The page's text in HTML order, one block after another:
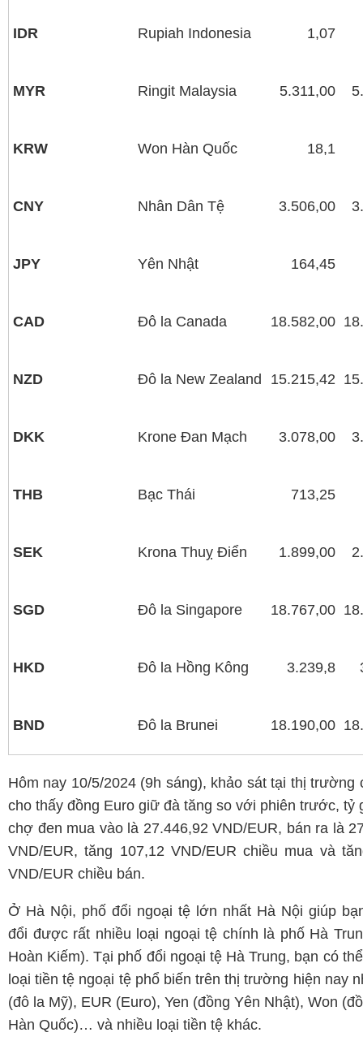
IDR Rupiah Indonesia 1,07
MYR Ringit Malaysia 5.311,00
KRW Won Hàn Quốc 18,1
CNY Nhân Dân Tệ 3.506,00
JPY Yên Nhật 164,45
CAD Đô la Canada 18.582,00
NZD Ðô la New Zealand 15.215,42
DKK Krone Đan Mạch 3.078,00
THB Bạc Thái 713,25
SEK Krona Thuỵ Điển 1.899,00
SGD Đô la Singapore 18.767,00
HKD Đô la Hồng Kông 3.239,8
BND Đô la Brunei 18.190,00
Hôm nay 10/5/2024 (9h sáng), khảo sát tại thị trường
cho thấy đồng Euro giữ đà tăng so với phiên trước, tỷ
chợ đen mua vào là 27.446,92 VND/EUR, bán ra là
VND/EUR, tăng 107,12 VND/EUR chiều mua và
VND/EUR chiều bán.
Ở Hà Nội, phố đổi ngoại tệ lớn nhất Hà Nội giúp
đổi được rất nhiều loại ngoại tệ chính là phố Hà
Hoàn Kiếm). Tại phố đổi ngoại tệ Hà Trung, bạn có
loại tiền tệ ngoại tệ phổ biến trên thị trường hiện nay
(đô la Mỹ), EUR (Euro), Yen (đồng Yên Nhật), Won
Hàn Quốc)… và nhiều loại tiền tệ khác.